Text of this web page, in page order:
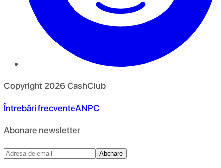
Copyright 2026CashClub
Întrebări frecventeANPC
Abonare newsletter
Abonare